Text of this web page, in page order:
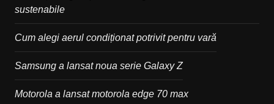
sustenabile
Cum alegi aerul condiționat potrivit pentru vară
Samsung a lansat noua serie Galaxy Z
Motorola a lansat motorola edge 70 max